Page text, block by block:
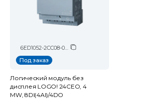
6ED1052-2CC08-0BA2
Под заказ
Логический модуль без
дисплея LOGO! 24CEO, 4
MW, 8DI(4AI)/4DO